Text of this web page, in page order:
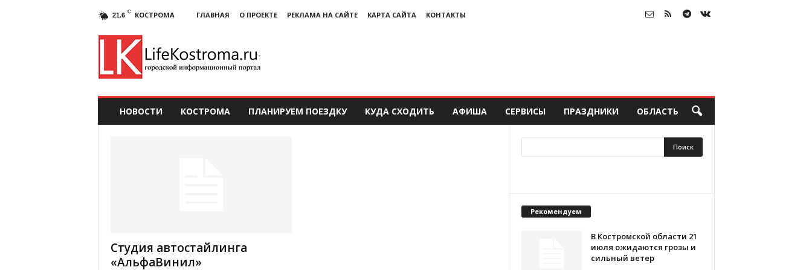
21.6 C КОСТРОМА ГЛАВНАЯ О ПРОЕКТЕ РЕКЛАМА НА САЙТЕ КАРТА САЙТА КОНТАКТЫ
НОВОСТИ КОСТРОМА ПЛАНИРУЕМ ПОЕЗДКУ КУДА СХОДИТЬ АФИША СЕРВИСЫ ПРАЗДНИКИ ОБЛАСТЬ
Студия автостайлинга
«АльфаВинил»
Рекомендуем
В Костромской области 21
июля ожидаются грозы и
сильный ветер